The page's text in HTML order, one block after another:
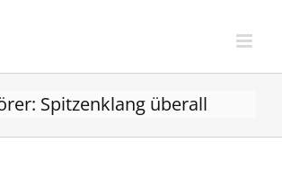
Spitzenklang überall